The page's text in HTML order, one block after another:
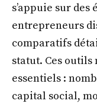
s’appuie sur des
entrepreneurs
comparatifs
statut. Ces
essentiels :
capital social,